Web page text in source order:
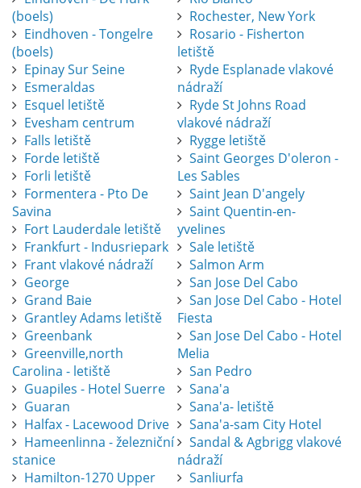
(boels)
Eindhoven - Tongelre
(boels)
Epinay Sur Seine
Esmeraldas
Esquel letiště
Evesham centrum
Falls letiště
Forde letiště
Forli letiště
Formentera - Pto De
Savina
Fort Lauderdale letiště
Frankfurt - Indusriepark
Frant vlakové nádraží
George
Grand Baie
Grantley Adams letiště
Greenbank
Greenville,north
Carolina - letiště
Guapiles - Hotel Suerre
Guaran
Halfax - Lacewood Drive
Hameenlinna - železniční
stanice
Hamilton-1270 Upper
Rochester, New York
Rosario - Fisherton
letiště
Ryde Esplanade vlakové
nádraží
Ryde St Johns Road
vlakové nádraží
Rygge letiště
Saint Georges D'oleron -
Les Sables
Saint Jean D'angely
Saint Quentin-en-
yvelines
Sale letiště
Salmon Arm
San Jose Del Cabo
San Jose Del Cabo - Hotel
Fiesta
San Jose Del Cabo - Hotel
Melia
San Pedro
Sana'a
Sana'a- letiště
Sana'a-sam City Hotel
Sandal & Agbrigg vlakové
nádraží
Sanliurfa